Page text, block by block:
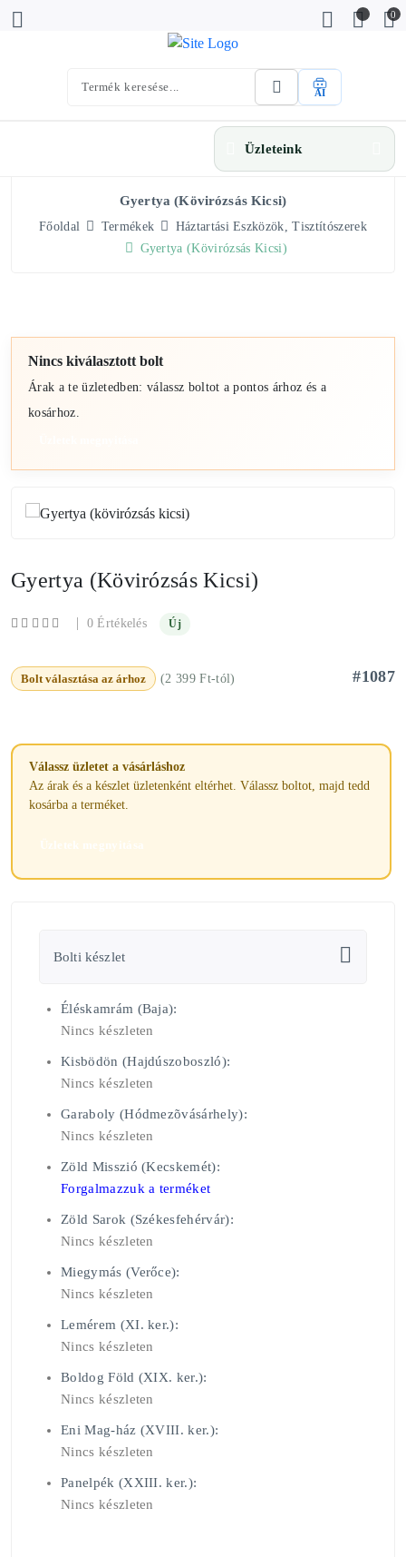
0
AI
Üzleteink
Gyertya (kövirózsás Kicsi)
Főoldal Termékek
Háztartási Eszközök, Tisztítószerek
Gyertya (kövirózsás Kicsi)
Nincs kiválasztott bolt
Árak a te üzletedben: válassz boltot a pontos árhoz és a
kosárhoz.
Gyertya (kövirózsás Kicsi)
| 0 Értékelés Új
Bolt választása az árhoz (2 399 Ft-tól) #1087
Válassz üzletet a vásárláshoz
Az árak és a készlet üzletenként eltérhet. Válassz boltot, majd tedd
kosárba a terméket.
Üzletek megnyitása
Bolti készlet
Éléskamrám (Baja):
Nincs készleten
Kisbödön (Hajdúszoboszló):
Nincs készleten
Garaboly (Hódmezõvásárhely):
Nincs készleten
Zöld Misszió (Kecskemét):
Forgalmazzuk a terméket
Zöld Sarok (Székesfehérvár):
Nincs készleten
Miegymás (Verőce):
Nincs készleten
Lemérem (XI. ker.):
Nincs készleten
Boldog Föld (XIX. ker.):
Nincs készleten
Eni Mag-ház (XVIII. ker.):
Nincs készleten
Panelpék (XXIII. ker.):
Nincs készleten